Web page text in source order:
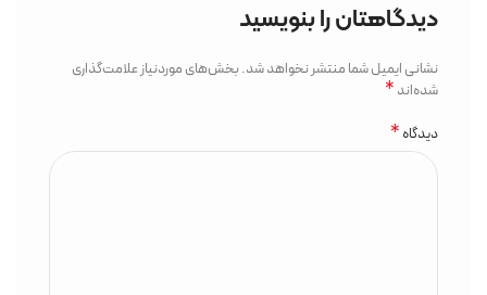
دیدگاهتان را بنویسید
نشانی ایمیل شما منتشر نخواهد شد.بخش‌های موردنیاز علامت‌گذاری
شده‌اند *
دیدگاه *